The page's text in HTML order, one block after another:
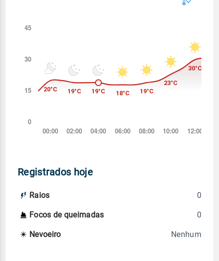
Registrados hoje
Raios 0
Focos de queimadas 0
Nevoeiro Nenhum